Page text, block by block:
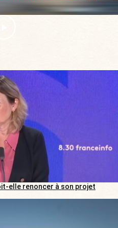
elle renoncer à son projet